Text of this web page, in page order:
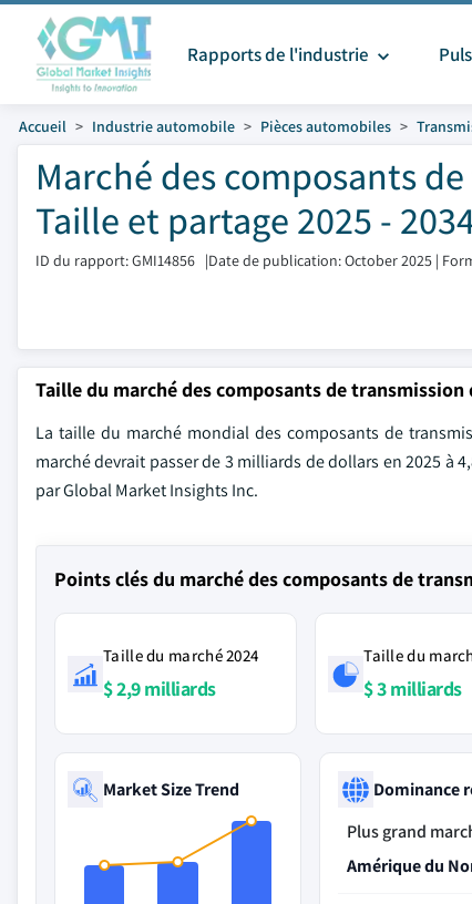
Rapports de l'industrie
Accueil Industrie automobile Pièces automobiles
Marché des composants
Taille et partage 2025 -
ID du rapport: GMI14856 |Date de publication: October 2025 |
Taille du marché des composants de
La taille du marché mondial des composants de
marché devrait passer de 3 milliards de dollars en 2025 à
par Global Market Insights Inc.
Points clés du marché des composants de
Taille du marché 2024
$ 2,9 milliards
Taille du
$ 3 milliards
Market Size Trend
Dominance
Plus grand
Amérique du